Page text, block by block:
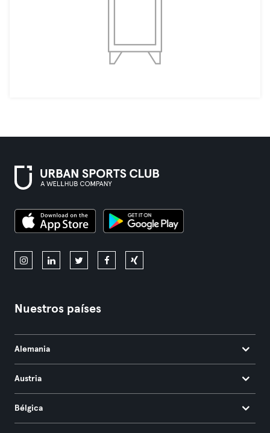
Nuestros países
Alemania
Austria
Bélgica